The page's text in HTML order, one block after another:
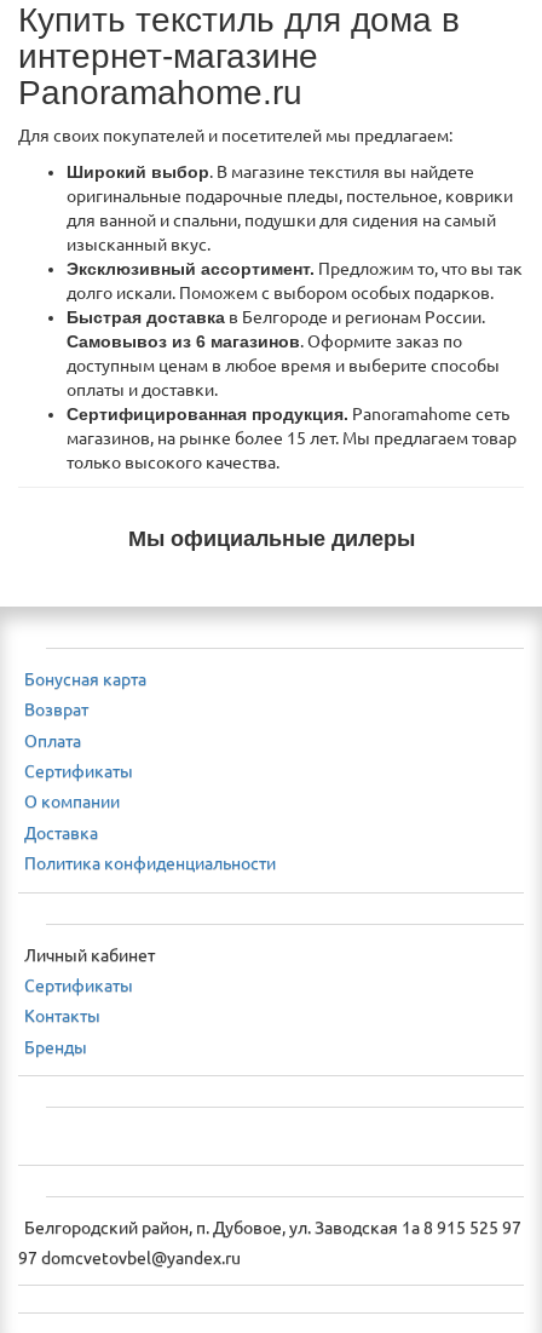
Купить текстиль для дома в
интернет-магазине
Panoramahome.ru
Для своих покупателей и посетителей мы предлагаем:
Широкий выбор. В магазине текстиля вы найдете
оригинальные подарочные пледы, постельное, коврики
для ванной и спальни, подушки для сидения на самый
изысканный вкус.
Эксклюзивный ассортимент. Предложим то, что вы так
долго искали. Поможем с выбором особых подарков.
Быстрая доставка в Белгороде и регионам России.
Самовывоз из 6 магазинов. Оформите заказ по
доступным ценам в любое время и выберите способы
оплаты и доставки.
Сертифицированная продукция. Panoramahome сеть
магазинов, на рынке более 15 лет. Мы предлагаем товар
только высокого качества.
Мы официальные дилеры
Бонусная карта
Возврат
Оплата
Сертификаты
О компании
Доставка
Политика конфиденциальности
Личный кабинет
Сертификаты
Контакты
Бренды
Белгородский район, п. Дубовое, ул. Заводская 1а 8 915 525 97
97 domcvetovbel@yandex.ru